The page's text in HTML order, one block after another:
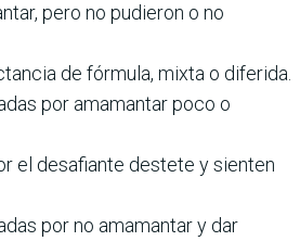
pero no pudieron o no
de fórmula, mixta o diferida.
por amamantar poco o
el desafiante destete y sienten
por no amamantar y dar